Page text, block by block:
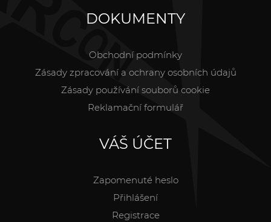
DOKUMENTY
Obchodní podmínky
Zásady zpracování a ochrany osobních údajů
Zásady používání souborů cookie
Reklamační formulář
VÁŠ ÚČET
Zapomenuté heslo
Přihlášení
Registrace